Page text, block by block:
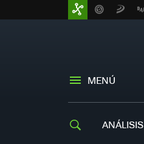
MENÚ
ANÁLISIS